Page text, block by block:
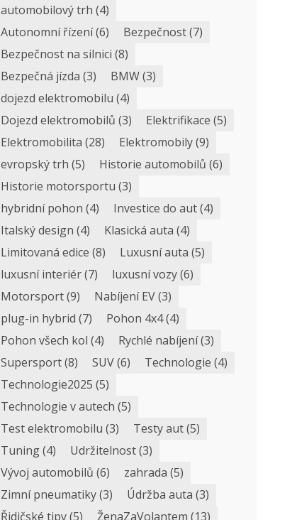
automobilový trh (4)
Autonomní řízení(6) Bezpečnost(7)
Bezpečnost na silnici (8)
Bezpečná jízda (3) BMW(3)
dojezd elektromobilu (4)
Dojezd elektromobilů (3) Elektrifikace (5)
Elektromobilita (28) Elektromobily(9)
evropský trh (5) Historie automobilů (6)
Historie motorsportu (3)
hybridní pohon (4) Investice do aut(4)
Italský design (4) Klasická auta (4)
Limitovaná edice (8) Luxusní auta (5)
luxusní interiér(7) luxusní vozy(6)
Motorsport(9) Nabíjení EV(3)
plug-in hybrid (7) Pohon 4x4(4)
Pohon všech kol (4) Rychlé nabíjení(3)
Supersport(8) SUV(6) Technologie (4)
Technologie2025 (5)
Technologie v autech (5)
Test elektromobilu (3) Testy aut(5)
Tuning(4) Udržitelnost(3)
Vývoj automobilů (6) zahrada (5)
Zimní pneumatiky(3) Údržba auta (3)
Řidičské tipy(5) ŽenaZaVolantem (13)